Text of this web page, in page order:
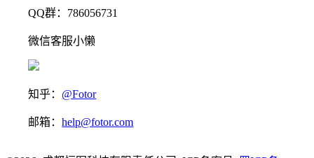
QQ群：786056731
微信客服小懒
知乎： @Fotor
邮箱：help@fotor.com